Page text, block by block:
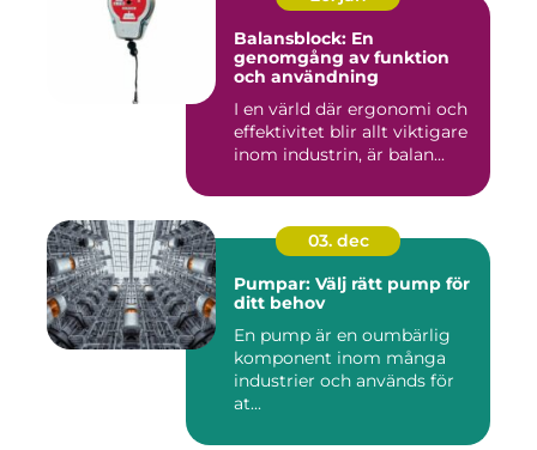
Balansblock: En
genomgång av funktion
och användning
I en värld där ergonomi och
effektivitet blir allt viktigare
inom industrin, är balan...
03. dec
Pumpar: Välj rätt pump för
ditt behov
En pump är en oumbärlig
komponent inom många
industrier och används för
at...